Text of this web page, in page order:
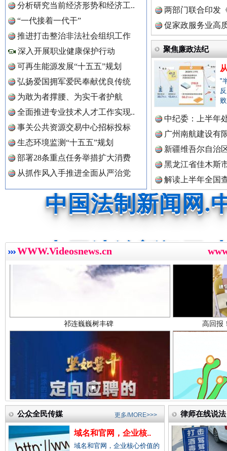
分析研究当前经济形势和经济工..
“一代接着一代干”
推进打击整治非法社会组织工作
深入开展职业健康保护行动
可再生能源发展“十五五”规划
弘扬爱国拥军爱民奉献优良传统
为敢为者撑腰、为实干者护航
全面推进专业技术人才工作实现..
事关公共资源交易中心招标投标
生态环境监测“十五五”规划
部署28条重点任务举措扩大消费
从抓作风入手推进全面从严治党
两部门联合印发
定》
促家政服务业高
聚焦廉政法纪
"
中纪委：上半年
广州南航建设有
新疆维吾尔自治
黑龙江省佳木斯
解读上半年全国
数据
中国公众新闻网.
中国公民新闻网.
中国公共新闻网.
中国法制新闻网.
中国法治新闻网.
中国法院新闻网.
中国检察新闻网.
中国医药新闻网.
中国企业新闻网.
WWW.Videosnews.cn
三年瞒报超千万 隐匿收入偷税被查处..
祁连巍巍树丰碑 高回
一枚“钉子”竟然扎入要害部门
公众全民传媒
域名和官网，企业核..
域名和官网，企业核心价值的
更多/MORE>>> 律师在线说法